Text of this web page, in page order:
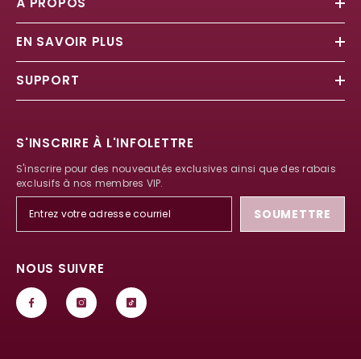
EN SAVOIR PLUS
SUPPORT
S'INSCRIRE À L'INFOLETTRE
S'inscrire pour des nouveautés exclusives ainsi que des rabais
exclusifs à nos membres VIP.
SOUMETTRE
NOUS SUIVRE